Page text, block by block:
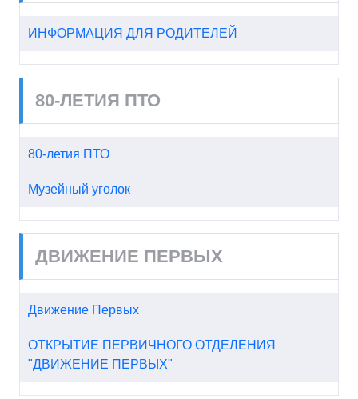
ИНФОРМАЦИЯ ДЛЯ РОДИТЕЛЕЙ
80-ЛЕТИЯ ПТО
80-летия ПТО
Музейный уголок
ДВИЖЕНИЕ ПЕРВЫХ
Движение Первых
ОТКРЫТИЕ ПЕРВИЧНОГО ОТДЕЛЕНИЯ
"ДВИЖЕНИЕ ПЕРВЫХ"